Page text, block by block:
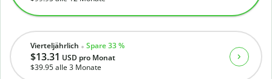
Vierteljährlich Spare 33 %
$13.31 USD pro Monat
$39.95alle 3 Monate